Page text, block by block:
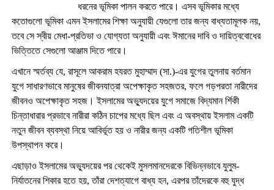
ধরনের ভূমিকা পালন করতে পারে। এসব ভূমিকার মধ্যে
কতোগুলো ভূমিকা এমন ইসলামের শিক্ষা অনুযায়ী যেগুলো তার জন্য বাধ্যতামূলক নয়,
তবে সে স্বীয় মেধা-প্রতিভা ও যোগ্যতা অনুযায়ী এবং ঈমানের দাবি ও দায়িত্ববোধের
ভিত্তিতে সেগুলো আঞ্জাম দিতে পারে।
এখানে স্মর্তব্য যে, রাসূলে আকরাম হযরত মুহাম্মাদ (সা.)-এর যুগের তুলনায় বর্তমান
যুগে সাধারণভাবে মানুষের জীবনযাত্রা অপেক্ষাকৃত সহজতর, ফলে গড়পরতা নারীদের
জীবনও অপেক্ষাকৃত সহজ। ইসলামের অভ্যুদয়ের যুগে সমাজে বিদ্যমান র্শিকী
চিন্তাধারার প্রভাবে নারীরা কঠিন চাপের মধ্যে ছিল এবং এ অবস্থায় ইসলাম একটি
নতুন জীবন ব্যবস্থা নিয়ে আবির্ভূত হয় ও নারীর জন্য একটি গতিশীল ভূমিকা
উপস্থাপন করে।
এছাড়াও ইসলামের অভ্যুদয়ের পর থেকেই মুসলমানদেরকে বিভিন্নভাবে যুলুম-
নির্যাতনের শিকার হতে হয়, তাঁরা দেশত্যাগে বাধ্য হন, এরপর তাঁদেরকে বহু যুদ্ধ